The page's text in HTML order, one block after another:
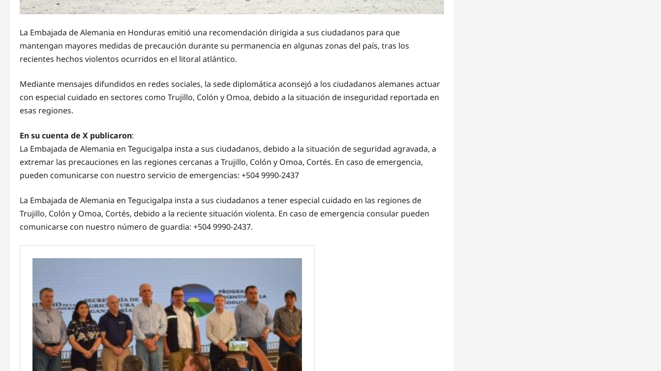
La Embajada de Alemania en Honduras emitió una recomendación dirigida a sus ciudadanos para que
mantengan mayores medidas de precaución durante su permanencia en algunas zonas del país, tras los
recientes hechos violentos ocurridos en el litoral atlántico.
Mediante mensajes difundidos en redes sociales, la sede diplomática aconsejó a los ciudadanos alemanes actuar
con especial cuidado en sectores como Trujillo, Colón y Omoa, debido a la situación de inseguridad reportada en
esas regiones.
En su cuenta de X publicaron:
La Embajada de Alemania en Tegucigalpa insta a sus ciudadanos, debido a la situación de seguridad agravada, a
extremar las precauciones en las regiones cercanas a Trujillo, Colón y Omoa, Cortés. En caso de emergencia,
pueden comunicarse con nuestro servicio de emergencias: +504 9990-2437
La Embajada de Alemania en Tegucigalpa insta a sus ciudadanos a tener especial cuidado en las regiones de
Trujillo, Colón y Omoa, Cortés, debido a la reciente situación violenta. En caso de emergencia consular pueden
comunicarse con nuestro número de guardia: +504 9990-2437.